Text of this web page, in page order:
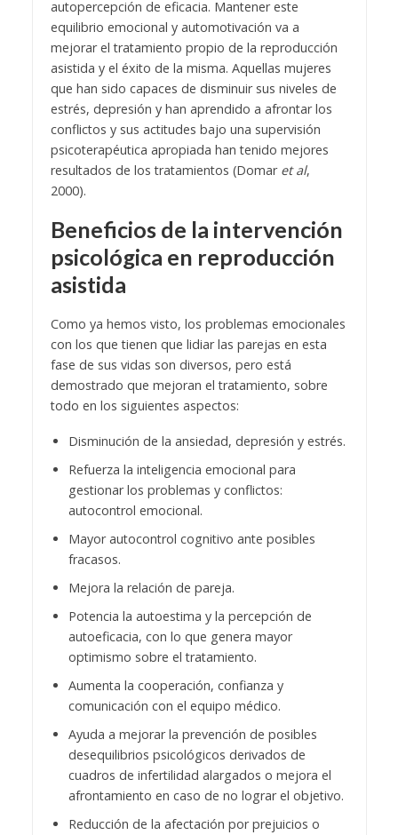
autopercepción de eficacia. Mantener este
equilibrio emocional y automotivación va a
mejorar el tratamiento propio de la reproducción
asistida y el éxito de la misma. Aquellas mujeres
que han sido capaces de disminuir sus niveles de
estrés, depresión y han aprendido a afrontar los
conflictos y sus actitudes bajo una supervisión
psicoterapéutica apropiada han tenido mejores
resultados de los tratamientos (Domar et al,
2000).
Beneficios de la intervención
psicológica en reproducción
asistida
Como ya hemos visto, los problemas emocionales
con los que tienen que lidiar las parejas en esta
fase de sus vidas son diversos, pero está
demostrado que mejoran el tratamiento, sobre
todo en los siguientes aspectos:
Disminución de la ansiedad, depresión y estrés.
Refuerza la inteligencia emocional para
gestionar los problemas y conflictos:
autocontrol emocional.
Mayor autocontrol cognitivo ante posibles
fracasos.
Mejora la relación de pareja.
Potencia la autoestima y la percepción de
autoeficacia, con lo que genera mayor
optimismo sobre el tratamiento.
Aumenta la cooperación, confianza y
comunicación con el equipo médico.
Ayuda a mejorar la prevención de posibles
desequilibrios psicológicos derivados de
cuadros de infertilidad alargados o mejora el
afrontamiento en caso de no lograr el objetivo.
Reducción de la afectación por prejuicios o